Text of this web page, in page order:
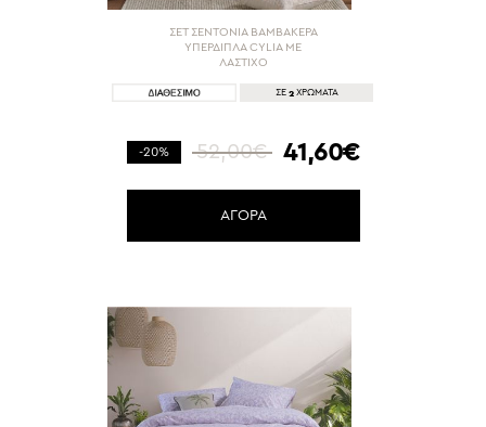
ΣΕΤ ΣΕΝΤΟΝΙΑ ΒΑΜΒΑΚΕΡΑ
ΥΠΕΡΔΙΠΛΑ CYLIA ΜΕ
ΛΑΣΤΙΧΟ
ΣΕ 2 ΧΡΩΜΑΤΑ
-20% 52,00€ 41,60€
ΑΓΟΡΑ